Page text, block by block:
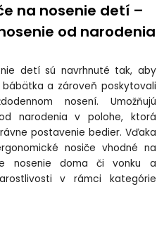
na nosenie detí –
od narodenia
detí sú navrhnuté tak, aby
a zároveň poskytovali
nosení. Umožňujú
narodenia v polohe, ktorá
postavenie bedier. Vďaka
nosiče vhodné na
nosenie doma či vonku a
v rámci kategórie